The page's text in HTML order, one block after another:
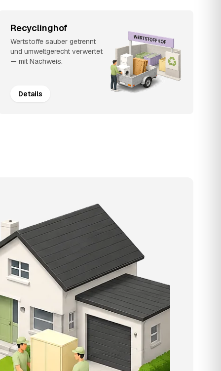
Recyclinghof
Wertstoffe sauber getrennt
und umweltgerecht verwertet
— mit Nachweis.
Details